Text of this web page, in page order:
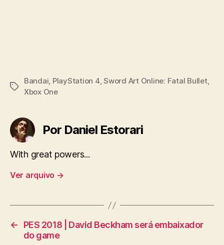
Tags
Bandai, PlayStation 4,Sword Art Online: Fatal Bullet,
Xbox One
Por Daniel Estorari
With great powers...
Ver arquivo →
←
PES 2018 | David Beckham será embaixador
do game